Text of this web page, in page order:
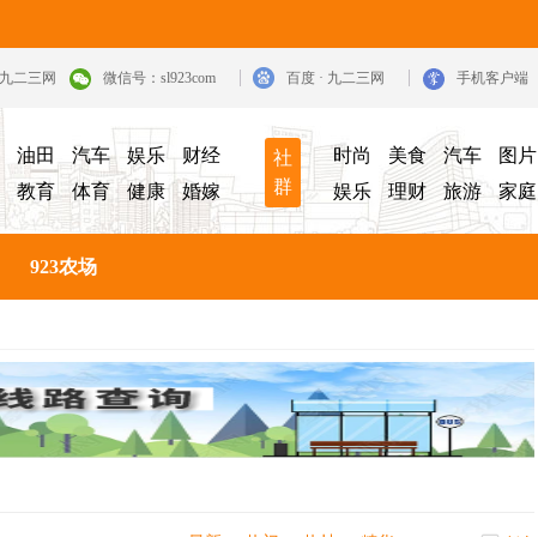
二三网 微信号：sl923com 百度 · 九二三网 手机客户端
油田 汽车 娱乐
财经
教育
体育 健康 婚嫁
社
群
时尚 美食 汽车 图片
娱乐
理财 旅游 家庭
923农场